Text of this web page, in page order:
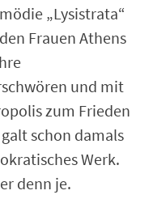
„Lysistrata“
Frauen Athens
und mit
zum Frieden
schon damals
Werk.
denn je.